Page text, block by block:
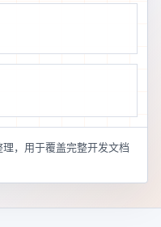
，用于覆盖完整开发文档